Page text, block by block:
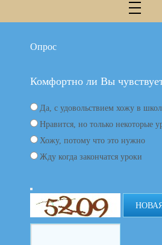
Опрос
Комфортно ли Вы
Да, с удовольствием хожу в
Нравится, но только некоторые
Хожу, потому что это нужно
Жду когда закончатся уроки